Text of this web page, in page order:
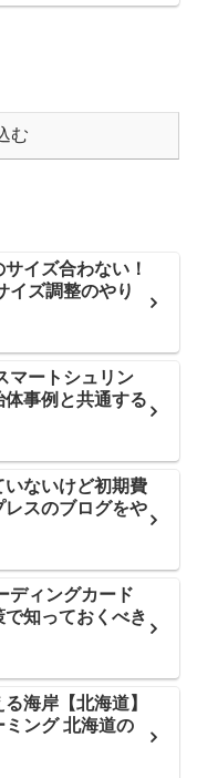
む
イズ合わない！
イズ調整のやり
マートシュリン
事例と共通する
ないけど初期費
レスのブログをや
ディングカード
知っておくべき
海岸【北海道】
ング 北海道の